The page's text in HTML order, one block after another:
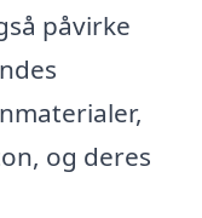
påvirke
og deres